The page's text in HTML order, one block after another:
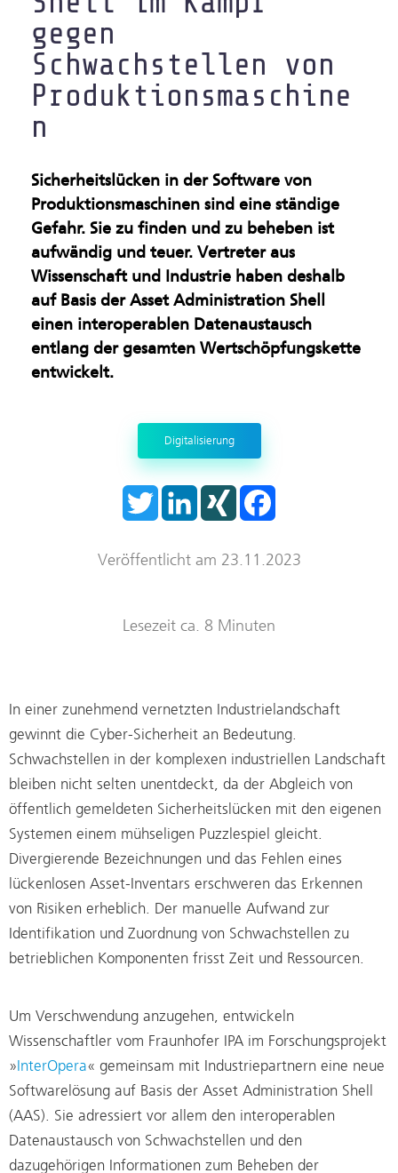
Gesundsheitsindustrie
Künstliche Intelligenz &
Maschinelles Sehen
Leichtbau & Additive
Multifunktionale
Materialien
Nachhaltige Industrie
Oberflächen &
Beschichtungen
gegen
Schwachstellen von
Produktionsmaschine
n
Sicherheitslücken in der Software von
Produktionsmaschinen sind eine ständige
Gefahr. Sie zu finden und zu beheben ist
aufwändig und teuer. Vertreter aus
Wissenschaft und Industrie haben deshalb
auf Basis der Asset Administration Shell
einen interoperablen Datenaustausch
entlang der gesamten Wertschöpfungskette
entwickelt.
Digitalisierung
T
e
L
n
d
X
N
o
Veröffentlicht am 23.11.2023
Lesezeit ca. 8 Minuten
In einer zunehmend vernetzten Industrielandschaft
gewinnt die Cyber-Sicherheit an Bedeutung.
Schwachstellen in der komplexen industriellen Landschaft
bleiben nicht selten unentdeckt, da der Abgleich von
öffentlich gemeldeten Sicherheitslücken mit den eigenen
Systemen einem mühseligen Puzzlespiel gleicht.
Divergierende Bezeichnungen und das Fehlen eines
lückenlosen Asset-Inventars erschweren das Erkennen
von Risiken erheblich. Der manuelle Aufwand zur
Identifikation und Zuordnung von Schwachstellen zu
betrieblichen Komponenten frisst Zeit und Ressourcen.
Um Verschwendung anzugehen, entwickeln
Wissenschaftler vom Fraunhofer IPA im Forschungsprojekt
»InterOpera« gemeinsam mit Industriepartnern eine neue
Softwarelösung auf Basis der Asset Administration Shell
(AAS). Sie adressiert vor allem den interoperablen
Datenaustausch von Schwachstellen und den
dazugehörigen Informationen zum Beheben der